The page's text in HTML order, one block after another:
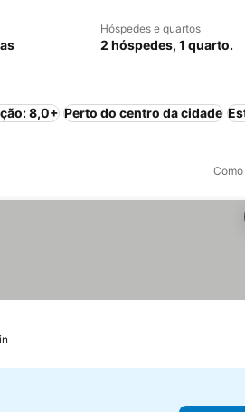
Hóspedes e quartos
2 hóspedes, 1 quarto.
8,0+ Perto do centro da cidade